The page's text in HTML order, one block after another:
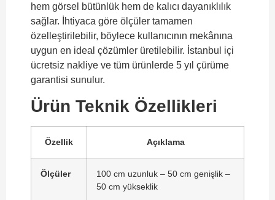
hem görsel bütünlük hem de kalıcı dayanıklılık
sağlar. İhtiyaca göre ölçüler tamamen
özelleştirilebilir, böylece kullanıcının mekânına
uygun en ideal çözümler üretilebilir. İstanbul içi
ücretsiz nakliye ve tüm ürünlerde 5 yıl çürüme
garantisi sunulur.
Ürün Teknik Özellikleri
Özellik Açıklama
Ölçüler
100 cm uzunluk – 50 cm genişlik –
50 cm yükseklik